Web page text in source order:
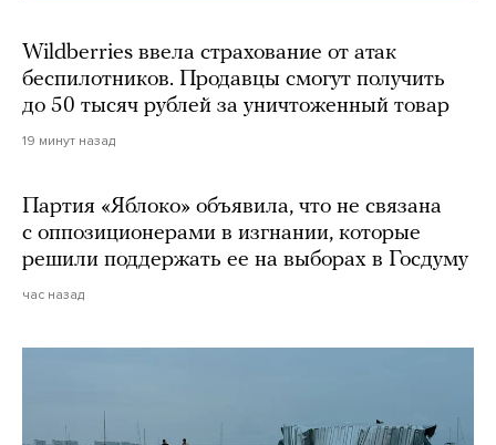
Wildberries ввела страхование от атак
беспилотников. Продавцы смогут получить
до 50 тысяч рублей за уничтоженный товар
19 минут назад
Партия «Яблоко» объявила, что не связана
с оппозиционерами в изгнании, которые
решили поддержать ее на выборах в Госдуму
час назад